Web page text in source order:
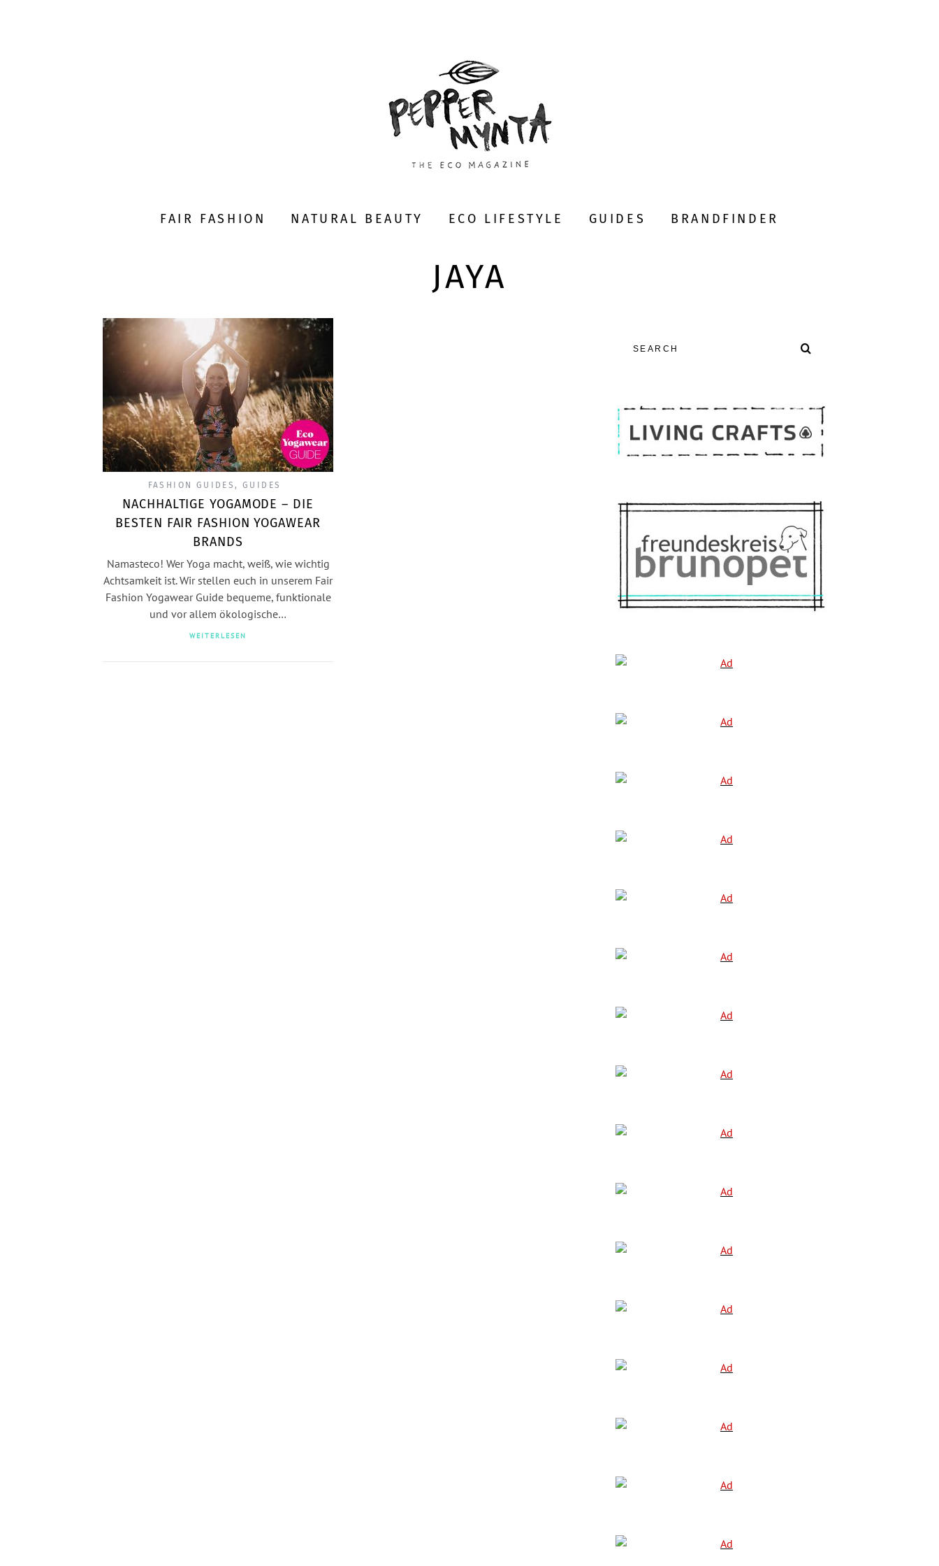
FAIR FASHION NATURAL BEAUTY ECO LIFESTYLE GUIDES BRANDFINDER
JAYA
FASHION GUIDES, GUIDES
NACHHALTIGE YOGAMODE – DIE
BESTEN FAIR FASHION YOGAWEAR
BRANDS
Namasteco! Wer Yoga macht, weiß, wie wichtig
Achtsamkeit ist. Wir stellen euch in unserem Fair
Fashion Yogawear Guide bequeme, funktionale
und vor allem ökologische…
WEITERLESEN